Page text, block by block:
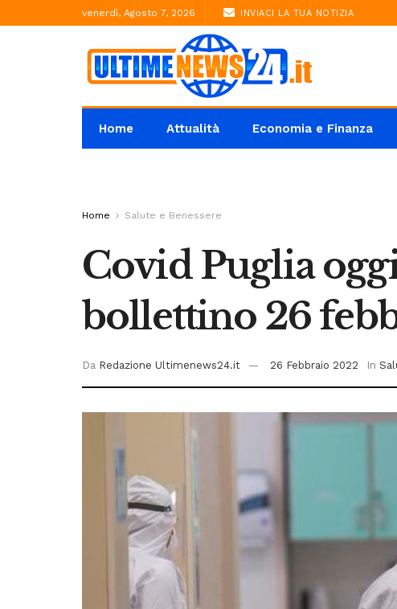
venerdì, Agosto 7, 2026 INVIACI LA TUA NOTIZIA
Home Attualità Economia e Finanza
Home Salute e Benessere
Covid Puglia
bollettino 26
Da Redazione Ultimenews24.it 26 Febbraio 2022 In